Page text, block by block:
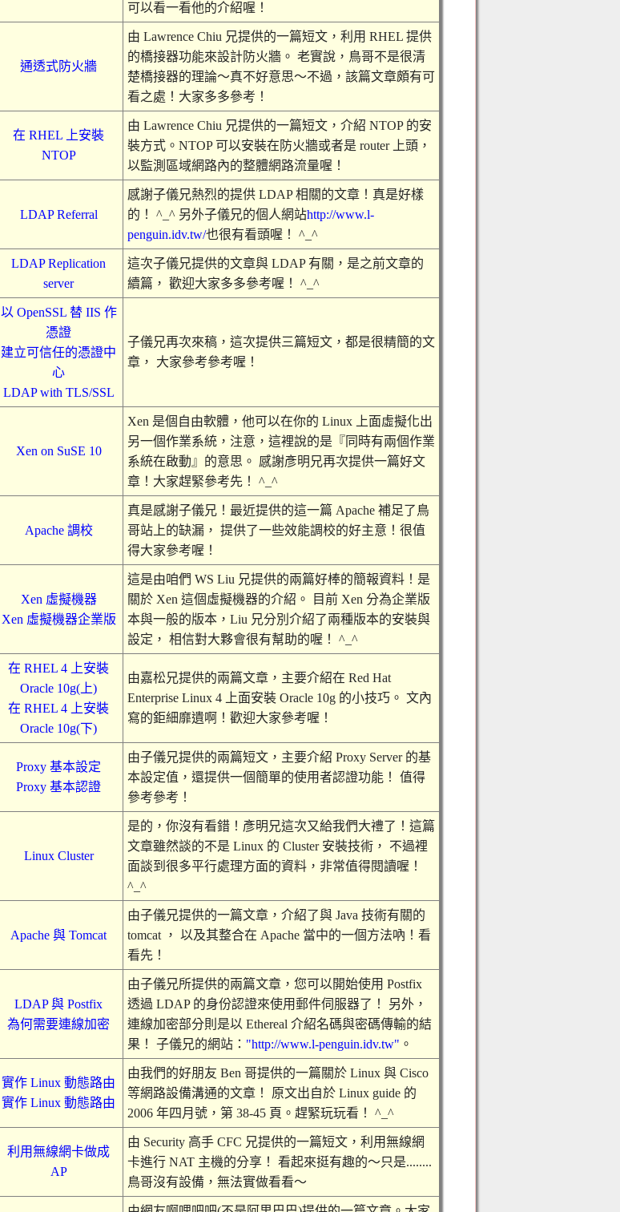
可以看一看他的介紹喔！
通透式防火牆
由 Lawrence Chiu 兄提供的一篇短文，利用 RHEL 提供
的橋接器功能來設計防火牆。 老實說，鳥哥不是很清
楚橋接器的理論～真不好意思～不過，該篇文章頗有可
看之處！大家多多參考！
在 RHEL 上安裝
NTOP
由 Lawrence Chiu 兄提供的一篇短文，介紹 NTOP 的安
裝方式。NTOP 可以安裝在防火牆或者是 router 上頭，
以監測區域網路內的整體網路流量喔！
LDAP Referral
感謝子儀兄熱烈的提供 LDAP 相關的文章！真是好樣
的！ ^_^ 另外子儀兄的個人網站http://www.l-
penguin.idv.tw/也很有看頭喔！ ^_^
LDAP Replication
server
這次子儀兄提供的文章與 LDAP 有關，是之前文章的
續篇， 歡迎大家多多參考喔！ ^_^
以 OpenSSL 替 IIS 作
憑證
建立可信任的憑證中
心
LDAP with TLS/SSL
子儀兄再次來稿，這次提供三篇短文，都是很精簡的文
章， 大家參考參考喔！
Xen on SuSE 10
Xen 是個自由軟體，他可以在你的 Linux 上面虛擬化出
另一個作業系統，注意，這裡說的是『同時有兩個作業
系統在啟動』的意思。 感謝彥明兄再次提供一篇好文
章！大家趕緊參考先！ ^_^
Apache 調校
真是感謝子儀兄！最近提供的這一篇 Apache 補足了鳥
哥站上的缺漏， 提供了一些效能調校的好主意！很值
得大家參考喔！
Xen 虛擬機器
Xen 虛擬機器企業版
這是由咱們 WS Liu 兄提供的兩篇好棒的簡報資料！是
關於 Xen 這個虛擬機器的介紹。 目前 Xen 分為企業版
本與一般的版本，Liu 兄分別介紹了兩種版本的安裝與
設定， 相信對大夥會很有幫助的喔！ ^_^
在 RHEL 4 上安裝
Oracle 10g(上)
在 RHEL 4 上安裝
Oracle 10g(下)
由嘉松兄提供的兩篇文章，主要介紹在 Red Hat
Enterprise Linux 4 上面安裝 Oracle 10g 的小技巧。 文內
寫的鉅細靡遺啊！歡迎大家參考喔！
Proxy 基本設定
Proxy 基本認證
由子儀兄提供的兩篇短文，主要介紹 Proxy Server 的基
本設定值，還提供一個簡單的使用者認證功能！ 值得
參考參考！
Linux Cluster
是的，你沒有看錯！彥明兄這次又給我們大禮了！這篇
文章雖然談的不是 Linux 的 Cluster 安裝技術， 不過裡
面談到很多平行處理方面的資料，非常值得閱讀喔！
^_^
Apache 與 Tomcat
由子儀兄提供的一篇文章，介紹了與 Java 技術有關的
tomcat ， 以及其整合在 Apache 當中的一個方法吶！看
看先！
LDAP 與 Postfix
為何需要連線加密
由子儀兄所提供的兩篇文章，您可以開始使用 Postfix
透過 LDAP 的身份認證來使用郵件伺服器了！ 另外，
連線加密部分則是以 Ethereal 介紹名碼與密碼傳輸的結
果！ 子儀兄的網站： "http://www.l-penguin.idv.tw" 。
實作 Linux 動態路由
實作 Linux 動態路由
由我們的好朋友 Ben 哥提供的一篇關於 Linux 與 Cisco
等網路設備溝通的文章！ 原文出自於 Linux guide 的
2006 年四月號，第 38-45 頁。趕緊玩玩看！ ^_^
利用無線網卡做成
AP
由 Security 高手 CFC 兄提供的一篇短文，利用無線網
卡進行 NAT 主機的分享！ 看起來挺有趣的～只是........
鳥哥沒有設備，無法實做看看～